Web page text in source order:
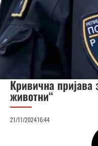
Кривична
животни“
21/11/202416:44